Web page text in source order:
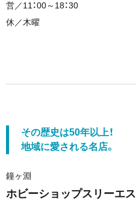
営／11：00～18：30
休／木曜
その歴史は50年以上！
地域に愛される名店。
鐘ヶ淵
ホビーショップスリーエス